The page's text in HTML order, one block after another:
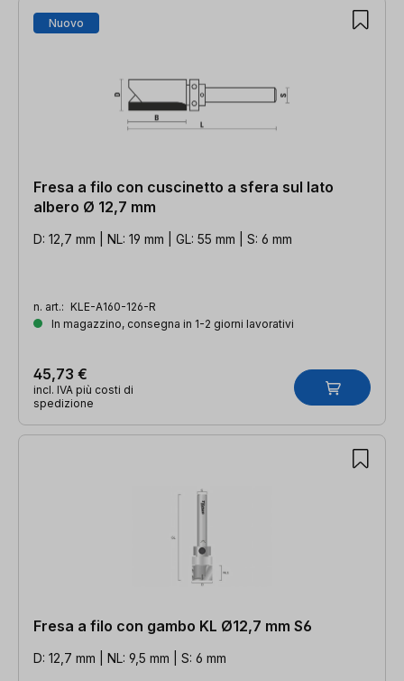
Nuovo
Fresa a filo con cuscinetto a sfera sul lato
albero Ø 12,7 mm
D: 12,7 mm | NL: 19 mm | GL: 55 mm | S: 6 mm
n. art.: KLE-A160-126-R
In magazzino, consegna in 1-2 giorni lavorativi
45,73 €
incl. IVA più costi di
spedizione
Fresa a filo con gambo KL Ø12,7 mm S6
D: 12,7 mm | NL: 9,5 mm | S: 6 mm